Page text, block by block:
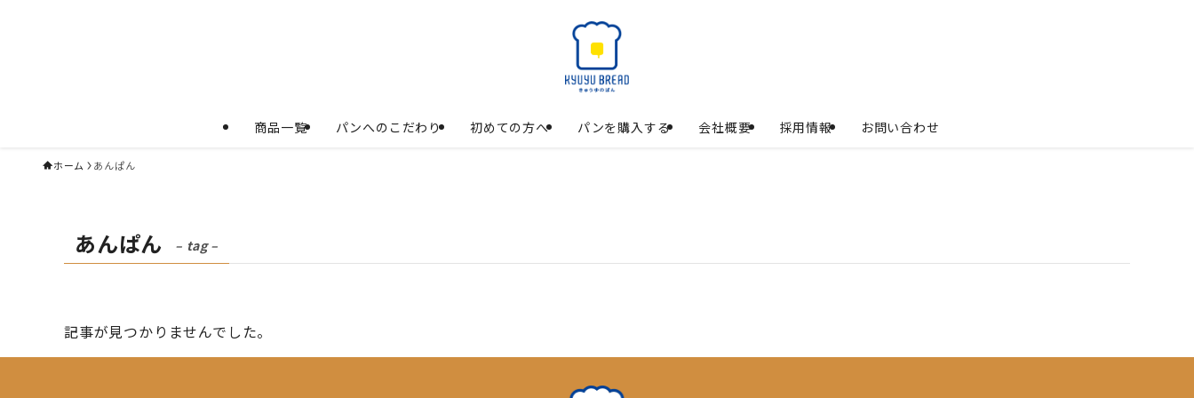
商品一覧 パンへのこだわり 初めての方へ パンを購入する 会社概要 採用情報 お問い合わせ
ホーム あんぱん
あんぱん – tag –
記事が見つかりませんでした。